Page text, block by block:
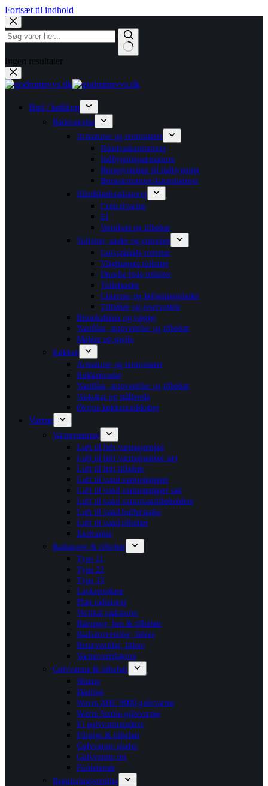
Fortsæt til indhold
Ingen resultater
Bad / køkken
Badeværelse
Armaturer og termostater
Håndvaskarmaturer
Indbygningsarmaturer
Brusesystemer til indbygning
Brusearmaturer/kararmaturer
Håndklæderadiatorer
Centralvarme
El
Ventilsæt og tilbehør
Toiletter, sæder og cisterner
Gulvstående toiletter
Væghængte toiletter
Douche bide toiletter
Toiletsæder
Cisterner og betjeningsplader
Tilbehør og reservedele
Brusekabiner og vægge
Vandlåse, stopventiler og tilbehør
Møbler og spejle
Køkken
Armaturer og termostater
Køkkenvaske
Vandlåse, stopventiler og tilbehør
Vaskekar og stålborde
Øvrige køkkenredskaber
Varme
Varmepumper
Luft til luft varmepumper
Luft til luft varmepumper sæt
Luft til luft tilbehør
Luft til vand varmepumper
Luft til vand varmepumper sæt
Luft til vand varmtvandsbeholdere
Luft til vand buffertanke
Luft til vand tilbehør
Jordvarme
Radiatorer & tilbehør
Type 11
Type 22
Type 33
Lavkonvektor
Plan radiatorer
Vertikal radiatorer
Bæringer, ben & tilbehør
Radiatorventiler, følere
Returventiler, følere
Varmeventilatorer
Gulvvarme & tilbehør
Shunte
Danfoss
Wavin AHC 9000 gulvvarme
Wavin Sentio gulvvarme
El gulvvarmemåtter
Fittings & tilbehør
Gulvvarme plader
Gulvvarme rør
Fordelerrør
Reguleringsventiler